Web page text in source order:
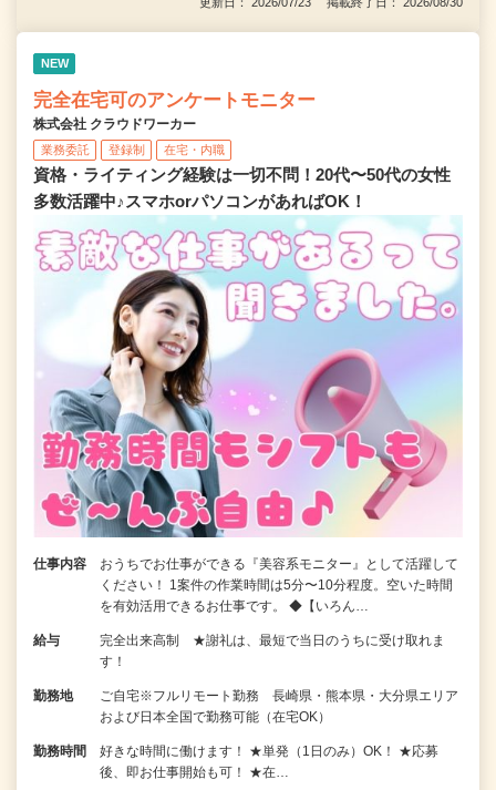
更新日： 2026/07/23 掲載終了日： 2026/08/30
NEW
完全在宅可のアンケートモニター
株式会社 クラウドワーカー
業務委託 登録制 在宅・内職
資格・ライティング経験は一切不問！20代〜50代の女性
多数活躍中♪スマホorパソコンがあればOK！
仕事内容
おうちでお仕事ができる『美容系モニター』として活躍して
ください！ 1案件の作業時間は5分〜10分程度。空いた時間
を有効活用できるお仕事です。 ◆【いろん…
給与
完全出来高制 ★謝礼は、最短で当日のうちに受け取れま
す！
勤務地
ご自宅※フルリモート勤務 長崎県・熊本県・大分県エリア
および日本全国で勤務可能（在宅OK）
勤務時間
好きな時間に働けます！ ★単発（1日のみ）OK！ ★応募
後、即お仕事開始も可！ ★在…